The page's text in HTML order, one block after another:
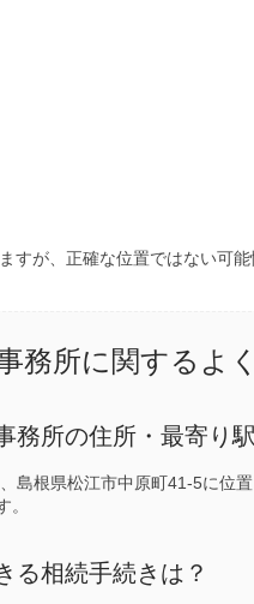
が、正確な位置ではない可能
務所に関するよ
務所の住所・最寄り
島根県松江市中原町41-5に位
。
る相続手続きは？